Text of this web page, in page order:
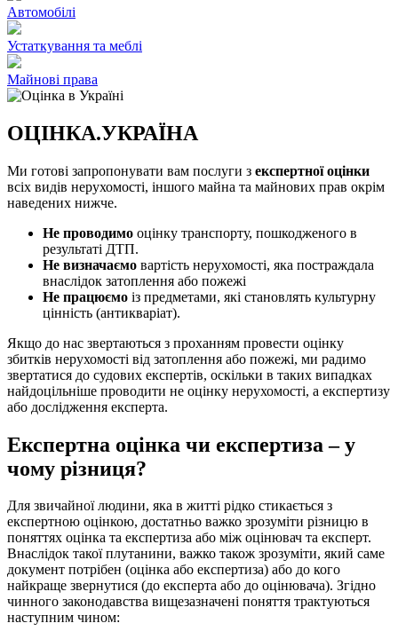
Автомобілі
Устаткування та меблі
Майнові права
ОЦІНКА.УКРАЇНА
Ми готові запропонувати вам послуги з експертної оцінки
всіх видів нерухомості, іншого майна та майнових прав окрім
наведених нижче.
Не проводимо оцінку транспорту, пошкодженого в
результаті ДТП.
Не визначаємо вартість нерухомості, яка постраждала
внаслідок затоплення або пожежі
Не працюємо із предметами, які становлять культурну
цінність (антикваріат).
Якщо до нас звертаються з проханням провести оцінку
збитків нерухомості від затоплення або пожежі, ми радимо
звертатися до судових експертів, оскільки в таких випадках
найдоцільніше проводити не оцінку нерухомості, а експертизу
або дослідження експерта.
Експертна оцінка чи експертиза – у
чому різниця?
Для звичайної людини, яка в житті рідко стикається з
експертною оцінкою, достатньо важко зрозуміти різницю в
поняттях оцінка та експертиза або між оцінювач та експерт.
Внаслідок такої плутанини, важко також зрозуміти, який саме
документ потрібен (оцінка або експертиза) або до кого
найкраще звернутися (до експерта або до оцінювача). Згідно
чинного законодавства вищезазначені поняття трактуються
наступним чином: